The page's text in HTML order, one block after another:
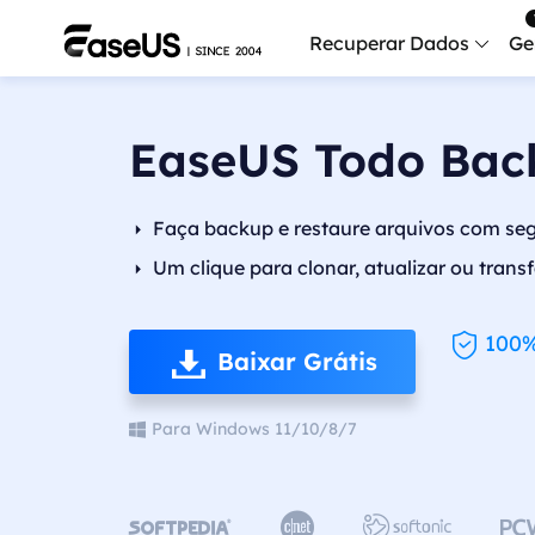
Recuperar Dados
EaseUS Todo
Faça backup e restaure arquivos com
Um clique para clonar, atualizar ou
Baixar Grátis
Para Windows 11/10/8/7
  